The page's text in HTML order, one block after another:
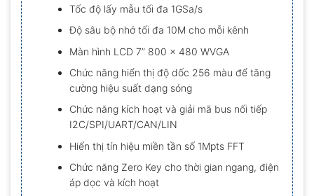
Tốc độ lấy mẫu tối đa 1GSa/s
Độ sâu bộ nhớ tối đa 10M cho mỗi kênh
Màn hình LCD 7” 800 x 480 WVGA
Chức năng hiển thị độ dốc 256 màu để tăng
cường hiệu suất dạng sóng
Chức năng kích hoạt và giải mã bus nối tiếp
I2C/SPI/UART/CAN/LIN
Hiển thị tín hiệu miền tần số 1Mpts FFT
Chức năng Zero Key cho thời gian ngang, điện
áp dọc và kích hoạt